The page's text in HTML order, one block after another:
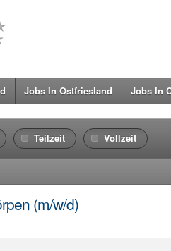
Jobs In Ostfriesland Jobs In
Teilzeit Vollzeit
(m/w/d)